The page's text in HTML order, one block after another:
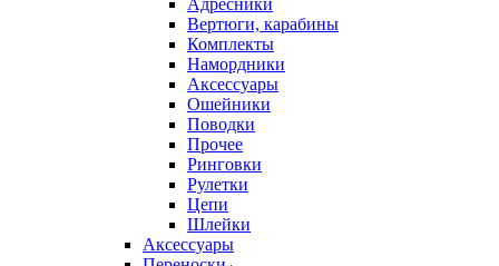
Адресники
Вертюги, карабины
Комплекты
Намордники
Аксессуары
Ошейники
Поводки
Прочее
Ринговки
Рулетки
Цепи
Шлейки
Аксессуары